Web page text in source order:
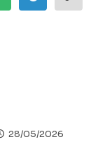
28/05/2026